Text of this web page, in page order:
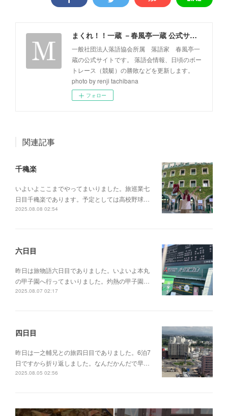
まくれ！！一蔵 －春風亭一蔵 公式サイト－
一般社団法人落語協会所属 落語家 春風亭一
蔵の公式サイトです。 落語会情報、日頃のボー
トレース（競艇）の勝敗などを更新します。
photo by renji tachibana
フォロー
関連記事
千穐楽
いよいよここまでやってまいりました。旅巡業七
日目千穐楽であります。予定としては高校野球…
2025.08.08 02:54
六日目
昨日は旅物語六日目でありました。いよいよ本丸
の甲子園へ行ってまいりました。灼熱の甲子園…
2025.08.07 02:17
四日目
昨日は一之輔兄との旅四日目でありました。6泊7
日ですから折り返しました。なんだかんだで早…
2025.08.05 02:56